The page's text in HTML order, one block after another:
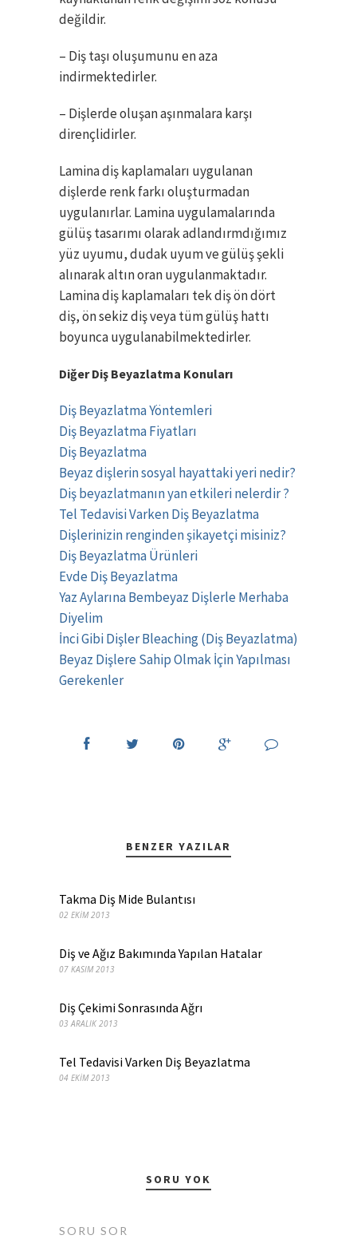
değildir.
– Diş taşı oluşumunu en aza
indirmektedirler.
– Dişlerde oluşan aşınmalara karşı
dirençlidirler.
Lamina diş kaplamaları uygulanan
dişlerde renk farkı oluşturmadan
uygulanırlar. Lamina uygulamalarında
gülüş tasarımı olarak adlandırmdığımız
yüz uyumu, dudak uyum ve gülüş şekli
alınarak altın oran uygulanmaktadır.
Lamina diş kaplamaları tek diş ön dört
diş, ön sekiz diş veya tüm gülüş hattı
boyunca uygulanabilmektedirler.
Diğer Diş Beyazlatma Konuları
Diş Beyazlatma Yöntemleri
Diş Beyazlatma Fiyatları
Diş Beyazlatma
Beyaz dişlerin sosyal hayattaki yeri nedir?
Diş beyazlatmanın yan etkileri nelerdir ?
Tel Tedavisi Varken Diş Beyazlatma
Dişlerinizin renginden şikayetçi misiniz?
Diş Beyazlatma Ürünleri
Evde Diş Beyazlatma
Yaz Aylarına Bembeyaz Dişlerle Merhaba
Diyelim
İnci Gibi Dişler Bleaching (Diş Beyazlatma)
Beyaz Dişlere Sahip Olmak İçin Yapılması
Gerekenler
BENZER YAZILAR
Takma Diş Mide Bulantısı
02 EKIM 2013
Diş ve Ağız Bakımında Yapılan Hatalar
07 KASIM 2013
Diş Çekimi Sonrasında Ağrı
03 ARALIK 2013
Tel Tedavisi Varken Diş Beyazlatma
04 EKIM 2013
SORU YOK
SORU SOR